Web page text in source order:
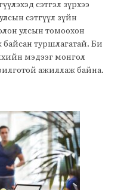
сэтгэл зүрхээ
сэтгүүл зүйн
улсын томоохон
туршлагатай. Би
мэдээг монгол
ажиллаж байна.